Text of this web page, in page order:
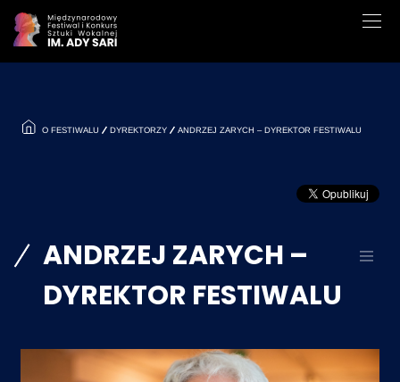
O FESTIWALU DYREKTORZY ANDRZEJ ZARYCH – DYREKTOR FESTIWALU
ANDRZEJ ZARYCH –
DYREKTOR FESTIWALU